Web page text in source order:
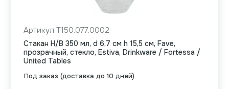
Под заказ (доставка до 10 дней)
Артикул T150.077.0002
Стакан H/B 350 мл, d 6,7 см h 15,5 см, Fave,
прозрачный, стекло, Estiva, Drinkware / Fortessa /
United Tables